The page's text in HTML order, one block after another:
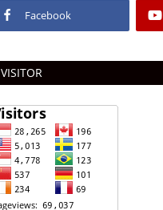
Facebook
VISITOR